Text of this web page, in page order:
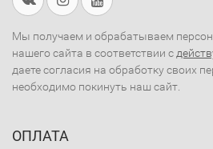
Мы получаем и обрабатываем
нашего сайта в соответствии с
даете согласия на обработку своих
необходимо покинуть наш сайт.
ОПЛАТА